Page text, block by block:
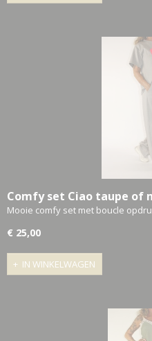
Comfy set Ciao taupe of
Mooie comfy set met boucle
€ 25,00
IN WINKELWAGEN